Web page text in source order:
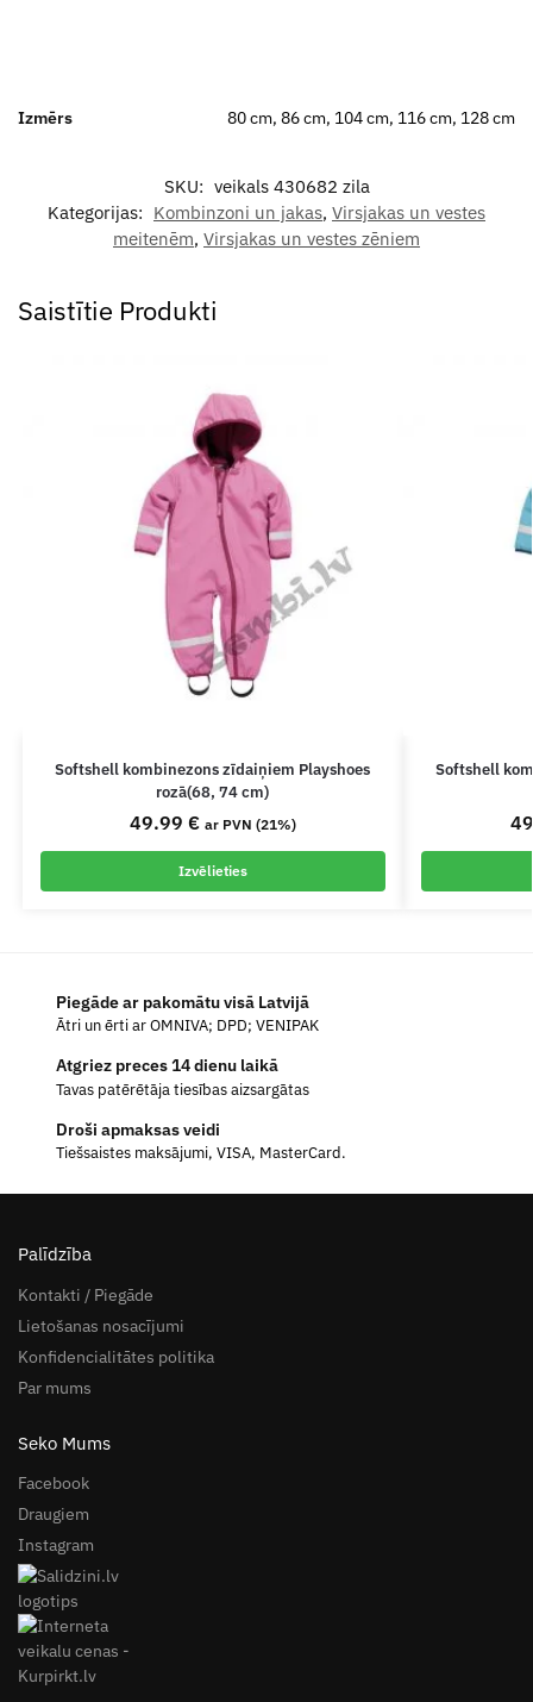
Izmērs 80 cm, 86 cm, 104 cm, 116 cm, 128 cm
SKU: veikals 430682 zila
Kategorijas: Kombinzoni un jakas, Virsjakas un vestes
meitenēm, Virsjakas un vestes zēniem
Saistītie Produkti
Softshell kombinezons zīdaiņiem Playshoes
rozā(68, 74 cm)
49.99 € ar PVN (21%)
Izvēlieties
Softshell
Piegāde ar pakomātu visā Latvijā
Ātri un ērti ar OMNIVA; DPD; VENIPAK
Atgriez preces 14 dienu laikā
Tavas patērētāja tiesības aizsargātas
Droši apmaksas veidi
Tiešsaistes maksājumi, VISA, MasterCard.
Palīdzība
Kontakti / Piegāde
Lietošanas nosacījumi
Konfidencialitātes politika
Par mums
Seko Mums
Facebook
Draugiem
Instagram